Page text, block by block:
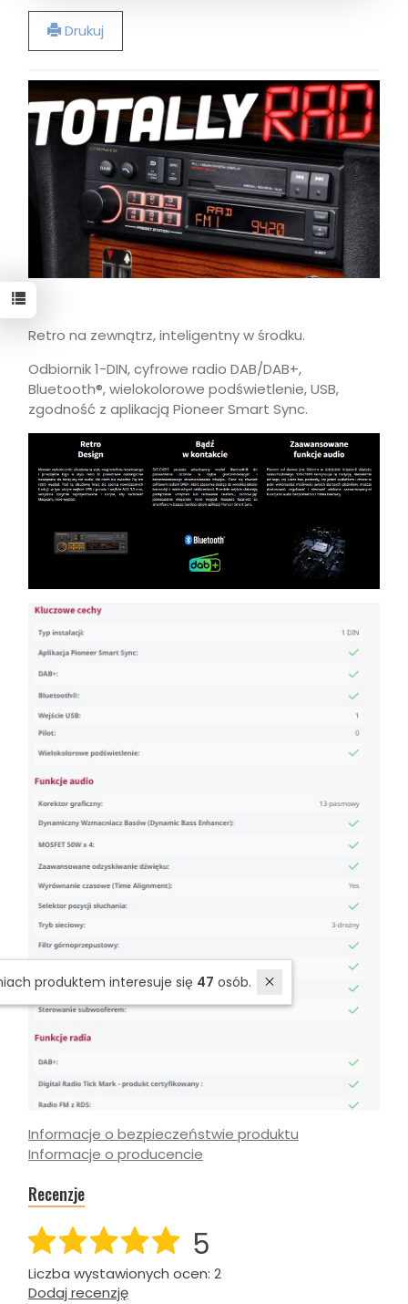
Drukuj
Retro na zewnątrz, inteligentny w środku.
Odbiornik 1-DIN, cyfrowe radio DAB/DAB+,
Bluetooth®, wielokolorowe podświetlenie, USB,
zgodność z aplikacją Pioneer Smart Sync.
Informacje o bezpieczeństwie produktu
Informacje o producencie
Recenzje
5
Liczba wystawionych ocen: 2
Dodaj recenzję
W ostatnich 7 dniach produktem interesuje się osób.